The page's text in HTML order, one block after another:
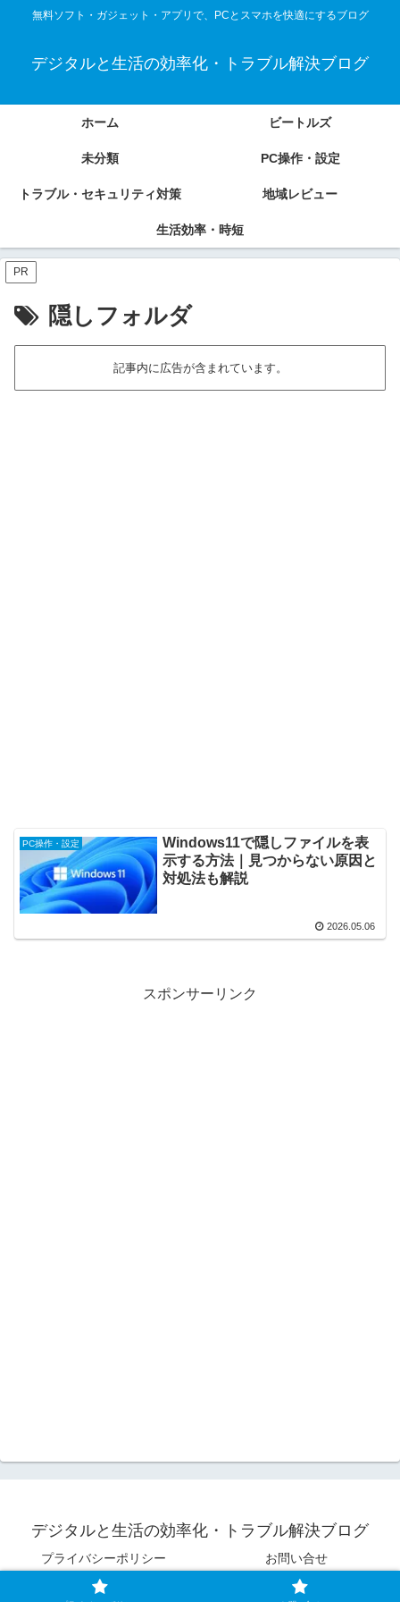
無料ソフト・ガジェット・アプリで、PCとスマホを快適にするブログ
デジタルと生活の効率化・トラブル解決ブログ
ホーム ビートルズ
未分類 PC操作・設定
トラブル・セキュリティ対策 地域レビュー
生活効率・時短
PR
隠しフォルダ
記事内に広告が含まれています。
PC操作・設定
Windows11で隠しファイルを表
示する方法｜見つからない原因と
対処法も解説
2026.05.06
スポンサーリンク
デジタルと生活の効率化・トラブル解決ブログ
プライバシーポリシー お問い合せ
© 2022 デジタルと生活の効率化・トラブル解決ブログ.